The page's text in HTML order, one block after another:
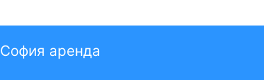
София аренда